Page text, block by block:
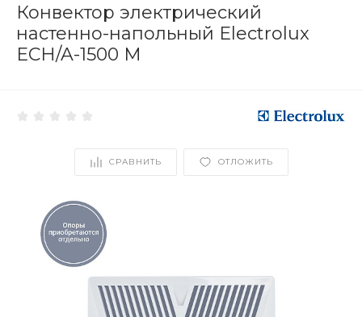
Конвектор электрический
настенно-напольный Electrolux
ECH/A-1500 M
СРАВНИТЬ ОТЛОЖИТЬ